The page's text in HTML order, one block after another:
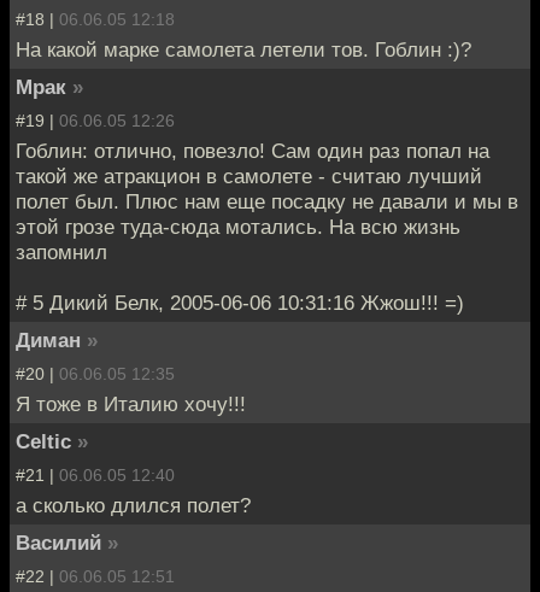
#18 | 06.06.05 12:18
На какой марке самолета летели тов. Гоблин :)?
Мрак »
#19 | 06.06.05 12:26
Гоблин: отлично, повезло! Сам один раз попал на
такой же атракцион в самолете - считаю лучший
полет был. Плюс нам еще посадку не давали и мы в
этой грозе туда-сюда мотались. На всю жизнь
запомнил
# 5 Дикий Белк, 2005-06-06 10:31:16 Жжош!!! =)
Диман »
#20 | 06.06.05 12:35
Я тоже в Италию хочу!!!
Celtic »
#21 | 06.06.05 12:40
а сколько длился полет?
Василий »
#22 | 06.06.05 12:51